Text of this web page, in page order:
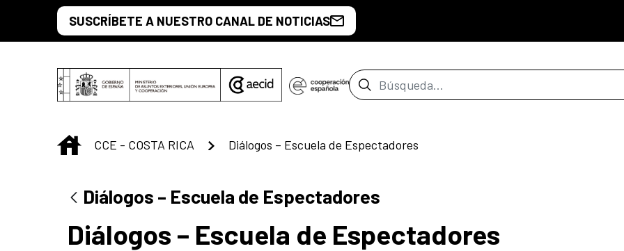
Saltar al contenido principal
SUSCRÍBETE A NUESTRO CANAL DE NOTICIAS
Barra de búsqueda
INICIO
CCE - COSTA RICA Diálogos – Escuela de Espectadores
Diálogos – Escuela de Espectadores
Diálogos – Escuela de Espectadores